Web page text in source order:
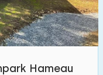
Hameau